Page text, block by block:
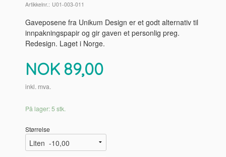
Artikkelnr.: U01-003-011
Gaveposene fra Unikum Design er et godt alternativ til
innpakningspapir og gir gaven et personlig preg.
Redesign. Laget i Norge.
Pris
NOK 89,00
inkl. mva.
På lager: 5 stk.
Størrelse